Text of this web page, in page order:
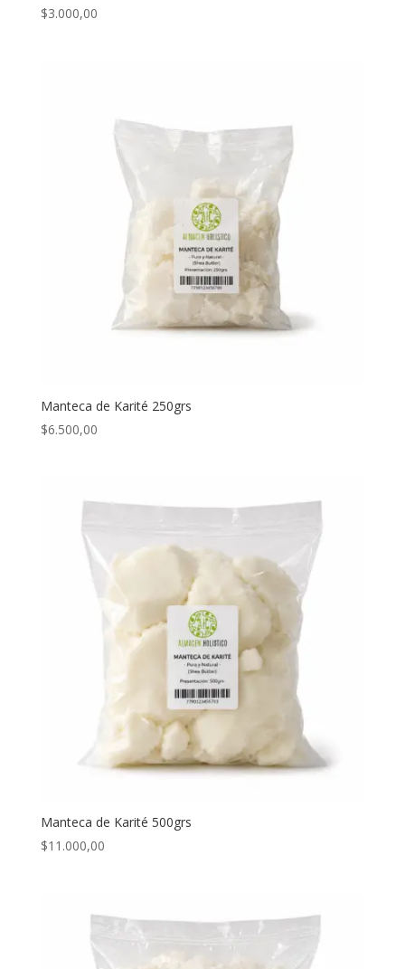
$3.000,00
Manteca de Karité 250grs
$6.500,00
Manteca de Karité 500grs
$11.000,00